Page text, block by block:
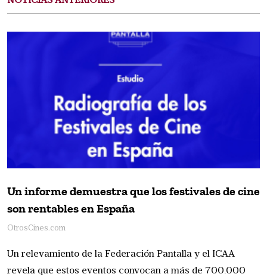
Un informe demuestra que los festivales de cine
son rentables en España
OtrosCines.com
Un relevamiento de la Federación Pantalla y el ICAA
revela que estos eventos convocan a más de 700.000